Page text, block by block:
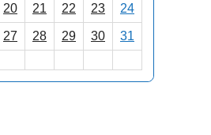
20 21 22 23 24
27 28 29 30 31